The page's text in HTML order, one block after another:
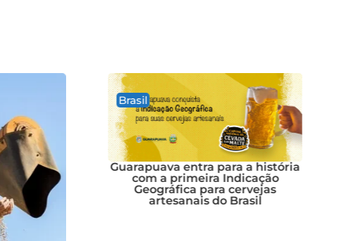
Guarapuava entra para a história
com a primeira Indicação
Geográfica para cervejas
artesanais do Brasil
Brasil
estrutura
a